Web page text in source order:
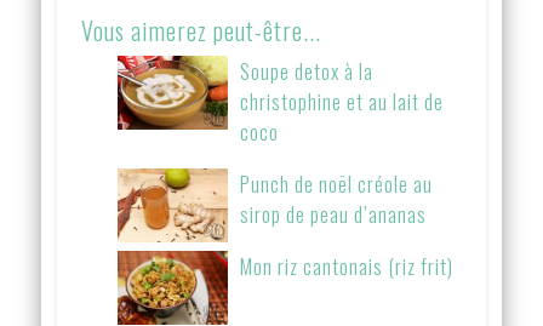
Vous aimerez peut-être...
Soupe detox à la
christophine et au lait de
coco
Punch de noël créole au
sirop de peau d’ananas
Mon riz cantonais (riz frit)